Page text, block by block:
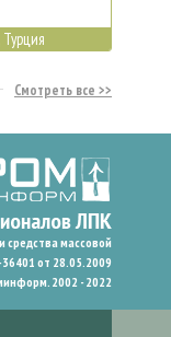
Смотреть все
средства массовой
от 28.05.2009
2002 - 2022